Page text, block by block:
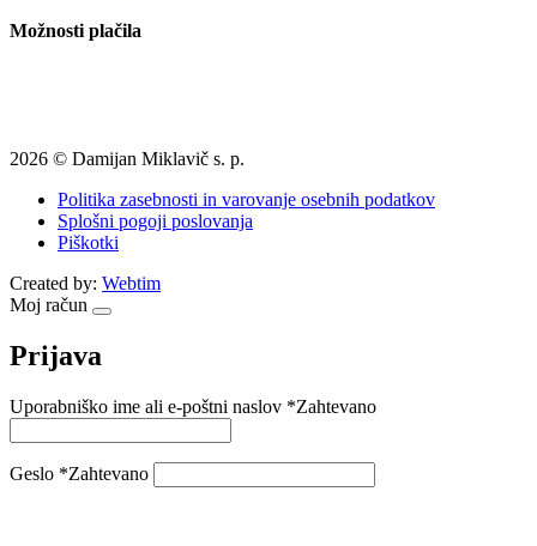
Možnosti plačila
2026 © Damijan Miklavič s. p.
Politika zasebnosti in varovanje osebnih podatkov
Splošni pogoji poslovanja
Piškotki
Created by: Webtim
Moj račun
Prijava
Uporabniško ime ali e-poštni naslov *Zahtevano
Geslo *Zahtevano